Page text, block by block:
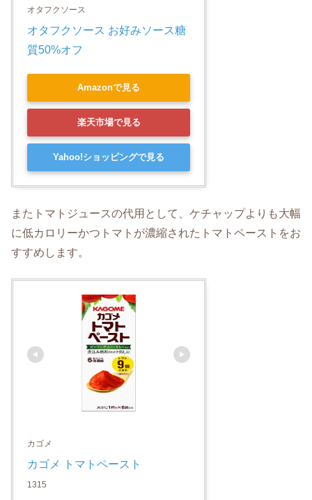
オタフクソース
オタフクソース お好みソース糖
質50%オフ
Amazonで見る
楽天市場で見る
Yahoo!ショッピングで見る
またトマトジュースの代用として、ケチャップよりも大幅
に低カロリーかつトマトが濃縮されたトマトペーストをお
すすめします。
カゴメ
カゴメ トマトペースト
1315